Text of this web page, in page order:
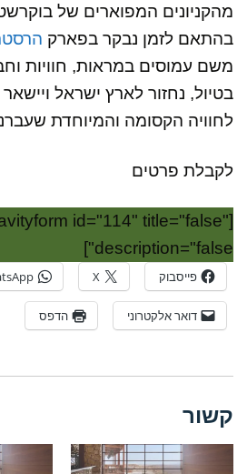
מהקניונים המפוארים של
בהתאם לזמן נבקר בפארק
משם עמוסים במראות, חוויות
בטיול, נחזור לארץ ישראל
לחוויה הקסומה והמיוחדת
לקבלת פרטים
id="114" title="false"
description="false"]
פייסבוק X
דואר אלקטרוני הדפס
קשור